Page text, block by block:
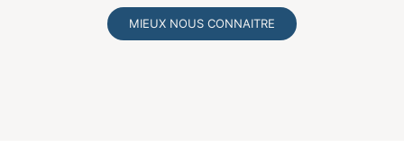
MIEUX NOUS CONNAITRE